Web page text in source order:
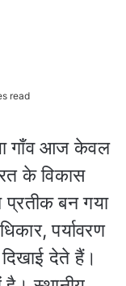
read
गाँव आज केवल
के विकास
बन गया
पर्यावरण
देते हैं।